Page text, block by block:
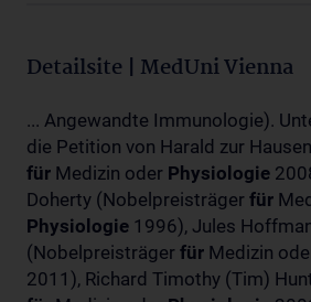
Detailsite | MedUni Vienna
... Angewandte Immunologie).
die Petition von Harald zur
für Medizin oder Physiologie
Doherty (Nobelpreisträger für
Physiologie 1996), Jules
(Nobelpreisträger für Medizin
2011), Richard Timothy (Tim)